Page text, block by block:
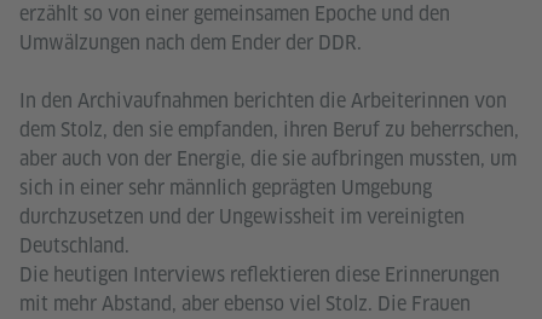
erzählt so von einer gemeinsamen Epoche und den
Umwälzungen nach dem Ender der DDR.
In den Archivaufnahmen berichten die Arbeiterinnen von
dem Stolz, den sie empfanden, ihren Beruf zu beherrschen,
aber auch von der Energie, die sie aufbringen mussten, um
sich in einer sehr männlich geprägten Umgebung
durchzusetzen und der Ungewissheit im vereinigten
Deutschland.
Die heutigen Interviews reflektieren diese Erinnerungen
mit mehr Abstand, aber ebenso viel Stolz. Die Frauen